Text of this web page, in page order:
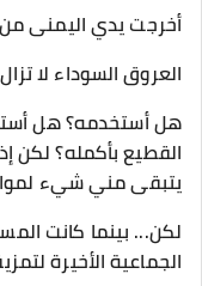
​أخرجت يدي اليمنى
العروق السوداء لا
هل أستخدمه؟ هل
القطيع بأكمله؟ لكن
يتبقى مني شيء
​لكن... بينما كانت
الجماعية الأخيرة